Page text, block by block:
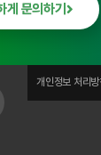
게 문의하기
개인정보 처리방